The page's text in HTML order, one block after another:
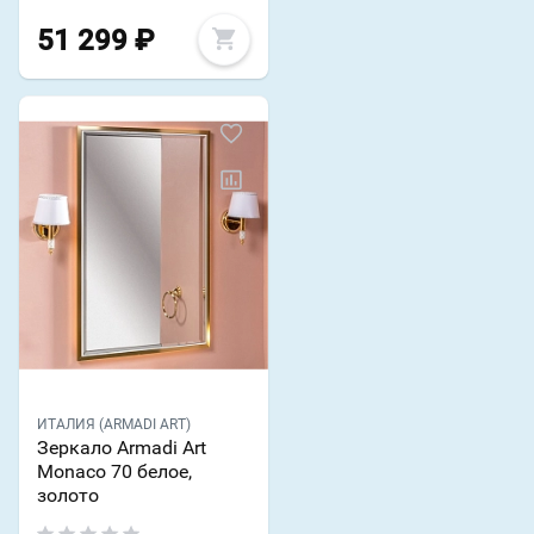
51 299 ₽
ИТАЛИЯ (ARMADI ART)
Зеркало Armadi Art
Monaco 70 белое,
золото